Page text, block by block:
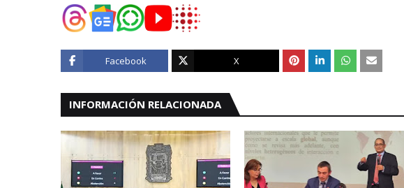
Facebook X
INFORMACIÓN RELACIONADA